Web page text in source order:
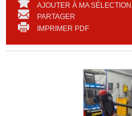
AJOUTER À MA SÉLECTION
PARTAGER
IMPRIMER PDF